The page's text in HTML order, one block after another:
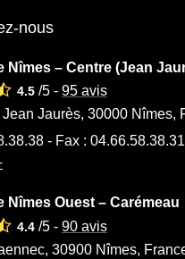
nous
Nîmes – Centre (Jean
4.5 /5 - 95 avis
Jaurès, 30000 Nîmes,
- Fax : 04.66.58.38.31
Nîmes Ouest – Carémeau
4.4 /5 - 90 avis
30900 Nîmes,